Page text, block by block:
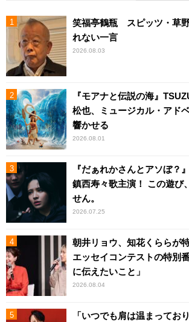
笑福亭鶴瓶 スピッツ・草
れない一言
2026.08.03
『モアナと伝説の海』
松也、ミュージカル・アド
響かせる
2026.08.01
『だぁれかさんとアソぼ？
鎮西寿々歌主演！ この遊び
せん。
2026.07.25
朝井リョウ、知花くららが
エッセイコンテストの特別
に伝えたいこと」
2026.08.04
「いつでも肩は温まってお